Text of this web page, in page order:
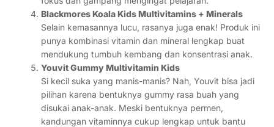
Blackmores Koala Kids Multivitamins + Minerals
Selain kemasannya lucu, rasanya juga enak! Produk ini
punya kombinasi vitamin dan mineral lengkap buat
mendukung tumbuh kembang dan konsentrasi anak.
Youvit Gummy Multivitamin Kids
Si kecil suka yang manis-manis? Nah, Youvit bisa jadi
pilihan karena bentuknya gummy rasa buah yang
disukai anak-anak. Meski bentuknya permen,
kandungan vitaminnya cukup lengkap untuk bantu